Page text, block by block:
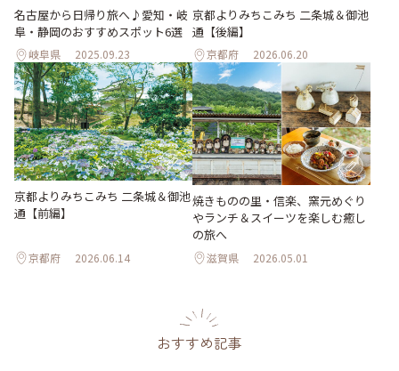
名古屋から日帰り旅へ♪愛知・岐
阜・静岡のおすすめスポット6選
岐阜県 2025.09.23
京都よりみちこみち 二条城＆御池
通【後編】
京都府 2026.06.20
京都よりみちこみち 二条城＆御池
通【前編】
京都府 2026.06.14
焼きものの里・信楽、窯元めぐり
やランチ＆スイーツを楽しむ癒し
の旅へ
滋賀県 2026.05.01
おすすめ記事